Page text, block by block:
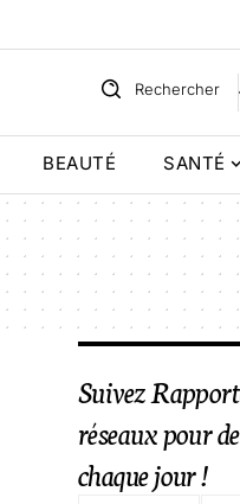
Rechercher
BEAUTÉ SANTÉ
Suivez
réseaux pour
chaque jour !